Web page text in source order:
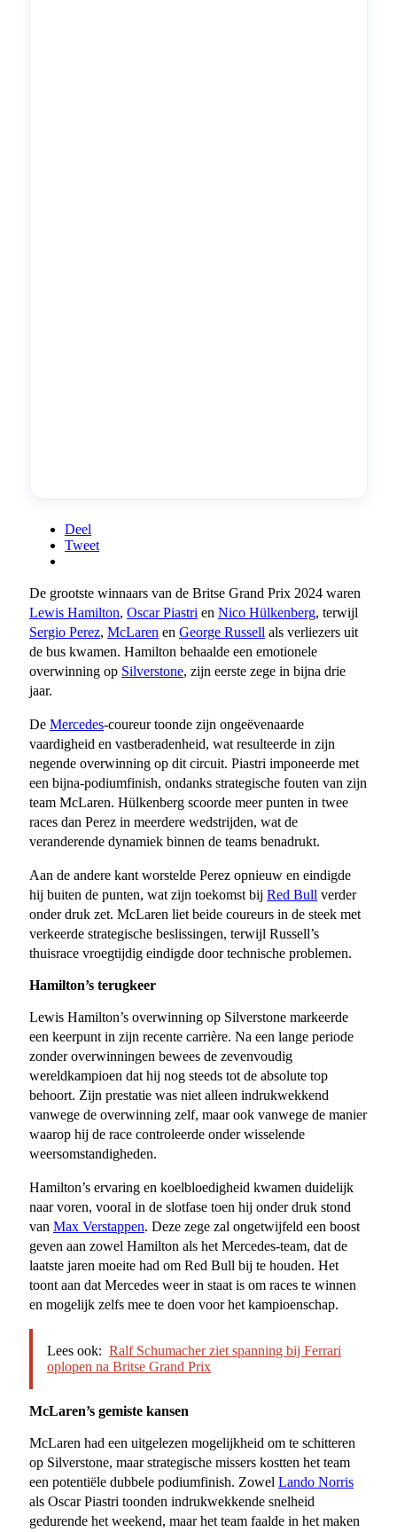
Deel
Tweet
De grootste winnaars van de Britse Grand Prix 2024 waren
Lewis Hamilton, Oscar Piastri en Nico Hülkenberg, terwijl
Sergio Perez, McLaren en George Russell als verliezers uit
de bus kwamen. Hamilton behaalde een emotionele
overwinning op Silverstone, zijn eerste zege in bijna drie
jaar.
De Mercedes-coureur toonde zijn ongeëvenaarde
vaardigheid en vastberadenheid, wat resulteerde in zijn
negende overwinning op dit circuit. Piastri imponeerde met
een bijna-podiumfinish, ondanks strategische fouten van zijn
team McLaren. Hülkenberg scoorde meer punten in twee
races dan Perez in meerdere wedstrijden, wat de
veranderende dynamiek binnen de teams benadrukt.
Aan de andere kant worstelde Perez opnieuw en eindigde
hij buiten de punten, wat zijn toekomst bij Red Bull verder
onder druk zet. McLaren liet beide coureurs in de steek met
verkeerde strategische beslissingen, terwijl Russell’s
thuisrace vroegtijdig eindigde door technische problemen.
Hamilton’s terugkeer
Lewis Hamilton’s overwinning op Silverstone markeerde
een keerpunt in zijn recente carrière. Na een lange periode
zonder overwinningen bewees de zevenvoudig
wereldkampioen dat hij nog steeds tot de absolute top
behoort. Zijn prestatie was niet alleen indrukwekkend
vanwege de overwinning zelf, maar ook vanwege de manier
waarop hij de race controleerde onder wisselende
weersomstandigheden.
Hamilton’s ervaring en koelbloedigheid kwamen duidelijk
naar voren, vooral in de slotfase toen hij onder druk stond
van Max Verstappen. Deze zege zal ongetwijfeld een boost
geven aan zowel Hamilton als het Mercedes-team, dat de
laatste jaren moeite had om Red Bull bij te houden. Het
toont aan dat Mercedes weer in staat is om races te winnen
en mogelijk zelfs mee te doen voor het kampioenschap.
Lees ook: Ralf Schumacher ziet spanning bij Ferrari
oplopen na Britse Grand Prix
McLaren’s gemiste kansen
McLaren had een uitgelezen mogelijkheid om te schitteren
op Silverstone, maar strategische missers kostten het team
een potentiële dubbele podiumfinish. Zowel Lando Norris
als Oscar Piastri toonden indrukwekkende snelheid
gedurende het weekend, maar het team faalde in het maken